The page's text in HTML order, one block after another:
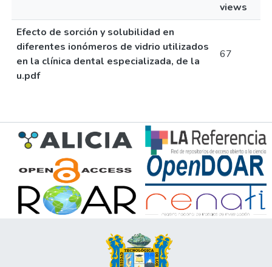
views
Efecto de sorción y solubilidad en
diferentes ionómeros de vidrio utilizados
en la clínica dental especializada, de la
u.pdf
67